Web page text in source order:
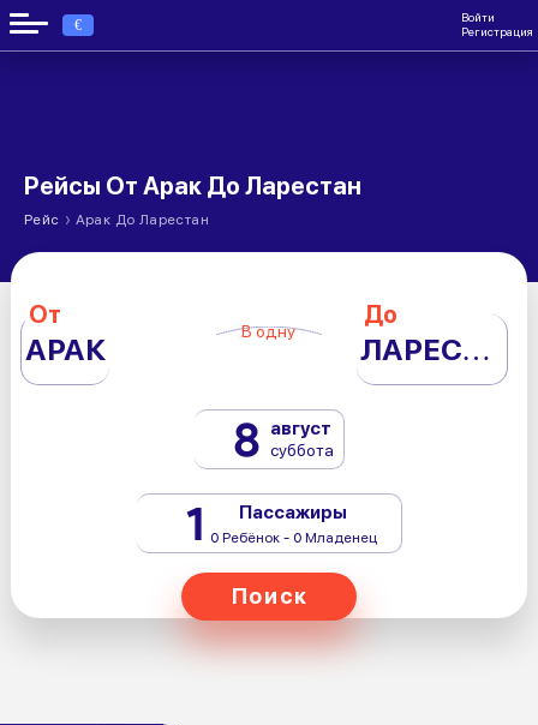
€
Войти
Регистрация
Рейсы От Арак До Ларестан
Рейс › Арак До Ларестан
От
АРАК В одну
До
ЛАРЕСТАН
8 август
суббота
1 Пассажиры
0 Ребёнок - 0 Младенец
Поиск